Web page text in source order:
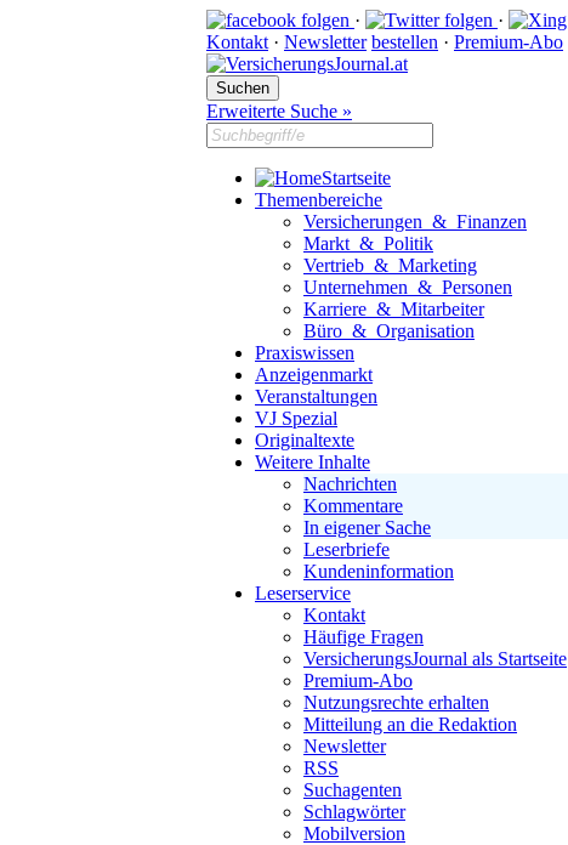
· ·
Kontakt · Newsletter bestellen · Premium-Abo
Erweiterte Suche »
Startseite
Themenbereiche
Versicherungen & Finanzen
Markt & Politik
Vertrieb & Marketing
Unternehmen & Personen
Karriere & Mitarbeiter
Büro & Organisation
Praxiswissen
Anzeigenmarkt
Veranstaltungen
VJ Spezial
Originaltexte
Weitere Inhalte
Nachrichten
Kommentare
In eigener Sache
Leserbriefe
Kundeninformation
Leserservice
Kontakt
Häufige Fragen
VersicherungsJournal als Startseite
Premium-Abo
Nutzungsrechte erhalten
Mitteilung an die Redaktion
Newsletter
RSS
Suchagenten
Schlagwörter
Mobilversion